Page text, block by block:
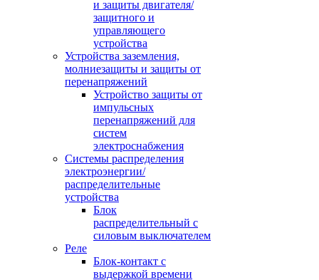
и защиты двигателя/
защитного и
управляющего
устройства
Устройства заземления,
молниезащиты и защиты от
перенапряжений
Устройство защиты от
импульсных
перенапряжений для
систем
электроснабжения
Системы распределения
электроэнергии/
распределительные
устройства
Блок
распределительный с
силовым выключателем
Реле
Блок-контакт с
выдержкой времени